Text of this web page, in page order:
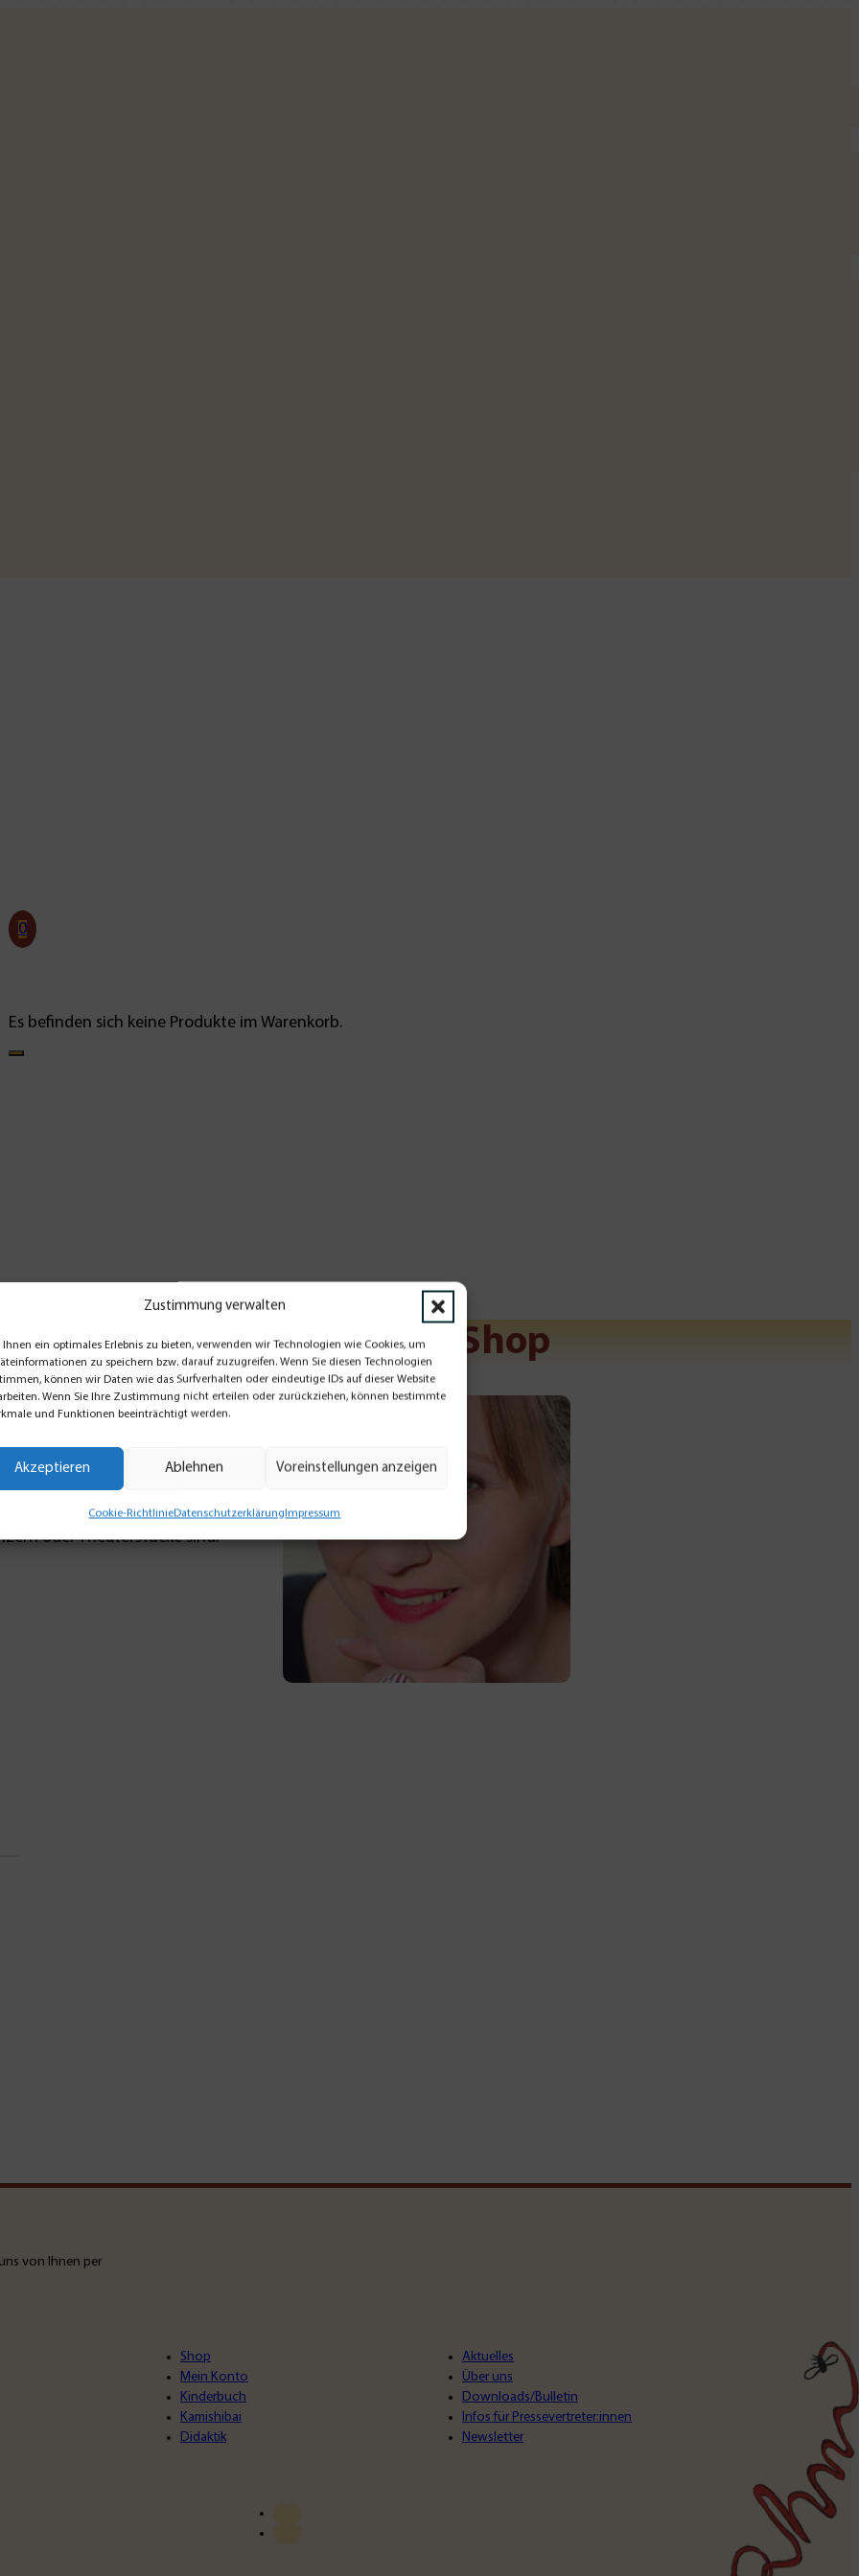
Zustimmung verwalten
Ihnen ein optimales Erlebnis zu bieten, verwenden wir Technologien wie Cookies, um
zu speichern bzw. darauf zuzugreifen. Wenn Sie diesen Technologien
können wir Daten wie das Surfverhalten oder eindeutige IDs auf dieser Website
Wenn Sie Ihre Zustimmung nicht erteilen oder zurückziehen, können bestimmte
und Funktionen beeinträchtigt werden.
Akzeptieren Ablehnen Voreinstellungen anzeigen
Cookie-RichtlinieDatenschutzerklärungImpressum
0
Es befinden sich keine Produkte im Warenkorb.
- online kaufen im Shop
Journalistin, Sprecherin,
vor der Kamera oder hinter
ob das nun die
oder Theaterstücke sind.
von Ihnen per
Shop
Mein Konto
Kinderbuch
Kamishibai
Didaktik
Aktuelles
Über uns
Downloads/Bulletin
Infos für Pressevertreter:innen
Newsletter